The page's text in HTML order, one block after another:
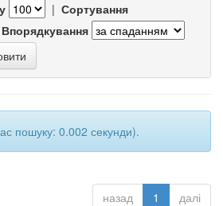
| Сортування
Впорядкування
пошуку: 0.002 секунди).
назад 1 далі